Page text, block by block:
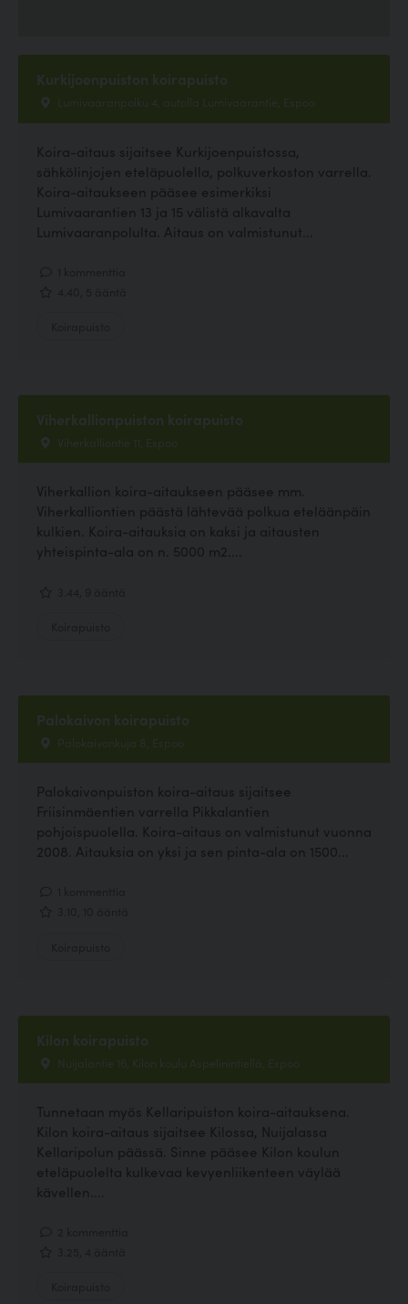
Kurkijoenpuiston koirapuisto
Lumivaaranpolku 4, autolla Lumivaarantie, Espoo
Koira-aitaus sijaitsee Kurkijoenpuistossa,
sähkölinjojen eteläpuolella, polkuverkoston varrella.
Koira-aitaukseen pääsee esimerkiksi
Lumivaarantien 13 ja 15 välistä alkavalta
Lumivaaranpolulta. Aitaus on valmistunut...
Viherkallionpuiston koirapuisto
Viherkalliontie 11, Espoo
Viherkallion koira-aitaukseen pääsee mm.
Viherkalliontien päästä lähtevää polkua eteläänpäin
kulkien. Koira-aitauksia on kaksi ja aitausten
yhteispinta-ala on n. 5000 m2....
Palokaivon koirapuisto
Palokaivonkuja 8, Espoo
Palokaivonpuiston koira-aitaus sijaitsee
Friisinmäentien varrella Pikkalantien
pohjoispuolella. Koira-aitaus on valmistunut vuonna
2008. Aitauksia on yksi ja sen pinta-ala on 1500...
Kilon koirapuisto
Nuijalantie 16, Kilon koulu Aspelinintiellä, Espoo
Tunnetaan myös Kellaripuiston koira-aitauksena.
Kilon koira-aitaus sijaitsee Kilossa, Nuijalassa
Kellaripolun päässä. Sinne pääsee Kilon koulun
eteläpuolelta kulkevaa kevyenliikenteen väylää
kävellen....